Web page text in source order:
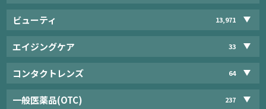
ビューティ 13,971
エイジングケア 33
コンタクトレンズ 64
一般医薬品(OTC) 237